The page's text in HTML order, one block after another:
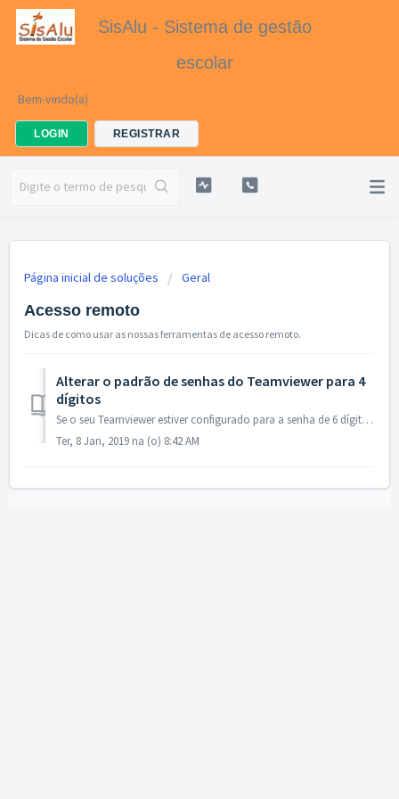
SisAlu - Sistema de gestão
escolar
Bem-vindo(a)
LOGIN REGISTRAR
Página inicial de soluções Geral
Acesso remoto
Dicas de como usar as nossas ferramentas de acesso remoto.
Alterar o padrão de senhas do Teamviewer para 4
dígitos
Se o seu Teamviewer estiver configurado para a senha de 6 dígitos, aquela que mistura letras e números, recomendamos mudar para a senha de 4 dígitos que uti...
Ter, 8 Jan, 2019 na (o) 8:42 AM